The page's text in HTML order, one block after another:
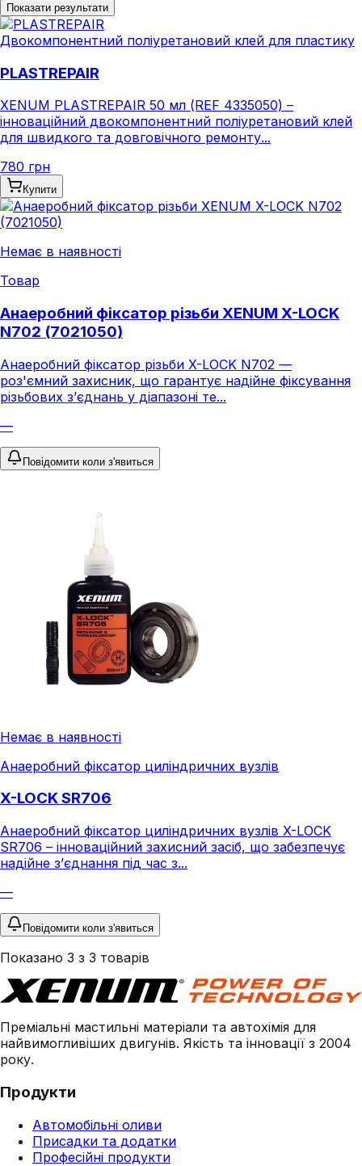
Показати результати
Двокомпонентний поліуретановий клей для пластику
PLASTREPAIR
XENUM PLASTREPAIR 50 мл (REF 4335050) –
інноваційний двокомпонентний поліуретановий клей
для швидкого та довговічного ремонту...
780 грн
Купити
Немає в наявності
Товар
Анаеробний фіксатор різьби XENUM X-LOCK
N702 (7021050)
Анаеробний фіксатор різьби X-LOCK N702 —
роз'ємний захисник, що гарантує надійне фіксування
різьбових з’єднань у діапазоні те...
—
Повідомити коли з'явиться
Немає в наявності
Анаеробний фіксатор циліндричних вузлів
X-LOCK SR706
Анаеробний фіксатор циліндричних вузлів X-LOCK
SR706 – інноваційний захисний засіб, що забезпечує
надійне з’єднання під час з...
—
Повідомити коли з'явиться
Показано 3 з 3 товарів
Преміальні мастильні матеріали та автохімія для
найвимогливіших двигунів. Якість та інновації з 2004
року.
Продукти
Автомобільні оливи
Присадки та додатки
Професійні продукти